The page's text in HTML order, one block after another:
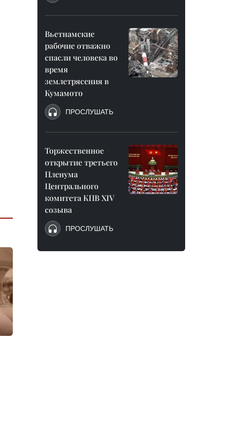
Вьетнамские
рабочие отважно
спасли человека во
время
землетрясения в
Кумамото
ПРОСЛУШАТЬ
Торжественное
открытие третьего
Пленума
Центрального
комитета КПВ XIV
созыва
ПРОСЛУШАТЬ